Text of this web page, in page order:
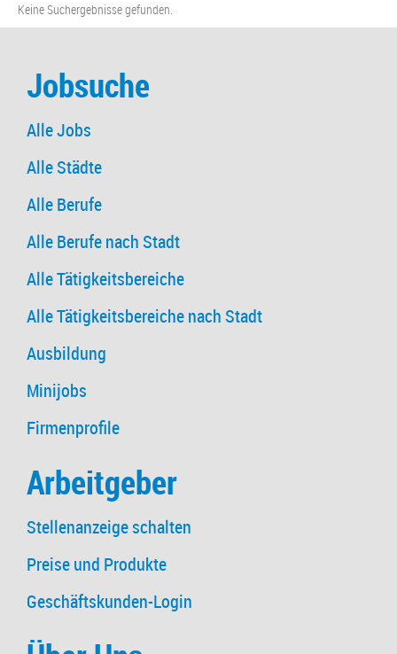
Keine Suchergebnisse gefunden.
Jobsuche
Alle Jobs
Alle Städte
Alle Berufe
Alle Berufe nach Stadt
Alle Tätigkeitsbereiche
Alle Tätigkeitsbereiche nach Stadt
Ausbildung
Minijobs
Firmenprofile
Arbeitgeber
Stellenanzeige schalten
Preise und Produkte
Geschäftskunden-Login